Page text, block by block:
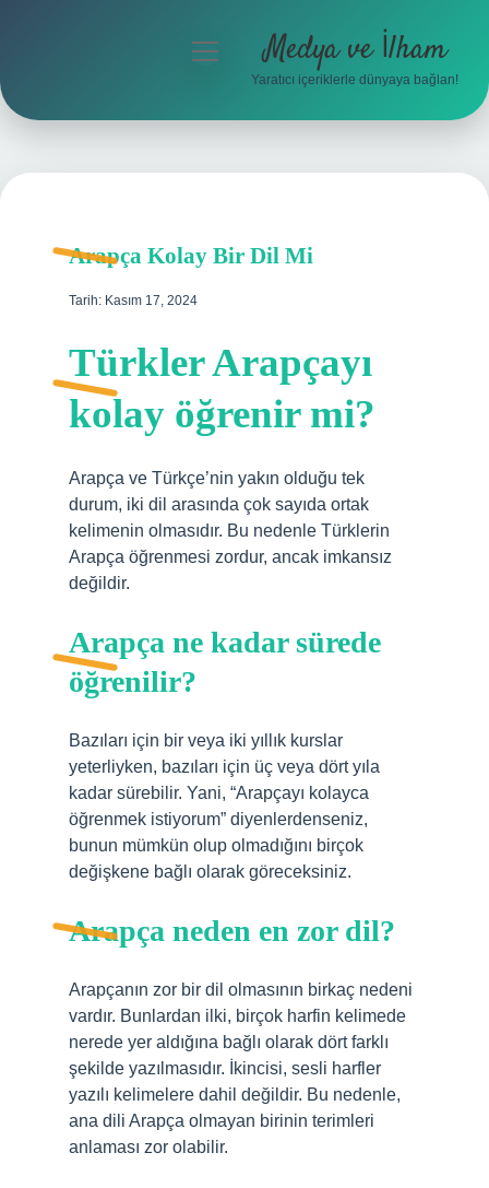
Hakkımızda
menüyü
Medya ve İlham
Yaratıcı içeriklerle dünyaya bağlan!
Arapça Kolay Bir Dil Mi
Tarih: Kasım 17, 2024
Türkler Arapçayı
kolay öğrenir mi?
Arapça ve Türkçe’nin yakın olduğu tek
durum, iki dil arasında çok sayıda ortak
kelimenin olmasıdır. Bu nedenle Türklerin
Arapça öğrenmesi zordur, ancak imkansız
değildir.
Arapça ne kadar sürede
öğrenilir?
Bazıları için bir veya iki yıllık kurslar
yeterliyken, bazıları için üç veya dört yıla
kadar sürebilir. Yani, “Arapçayı kolayca
öğrenmek istiyorum” diyenlerdenseniz,
bunun mümkün olup olmadığını birçok
değişkene bağlı olarak göreceksiniz.
Arapça neden en zor dil?
Arapçanın zor bir dil olmasının birkaç nedeni
vardır. Bunlardan ilki, birçok harfin kelimede
nerede yer aldığına bağlı olarak dört farklı
şekilde yazılmasıdır. İkincisi, sesli harfler
yazılı kelimelere dahil değildir. Bu nedenle,
ana dili Arapça olmayan birinin terimleri
anlaması zor olabilir.